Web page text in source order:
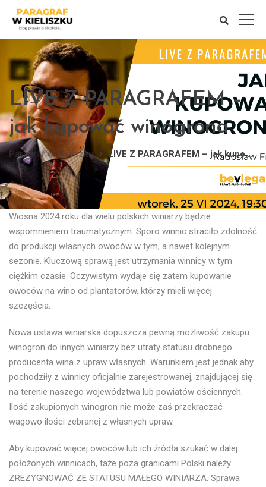
LIVE Z PARAGRAFEM –
jak kupować winogrona
Paragraf w kieliszku LIVE Z PARAGRAFEM – jak kupować winogrona
Wiosna 2024 roku dla wielu polskich winiarzy będzie
wspomnieniem traumatycznym. Sporo winnic straciło zdolność
do produkcji własnych owoców w tym, a nawet kolejnym
sezonie. Kluczową sprawą jest utrzymania winnicy w tym
ciężkim czasie. Oczywistym wydaje się zatem kupowanie
owoców na wino od plantatorów, którzy mieli więcej
szczęścia.
Nowa ustawa winiarska dopuszcza pewną możliwość zakupu
winogron do innych winiarzy bez utraty statusu drobnego
producenta wina z upraw własnych. Warunkiem jest jednak aby
pochodziły z winnicy oficjalnie zarejestrowanej, znajdującej się
na terenie naszego województwa lub powiatów ościennych.
Ilość zakupionych winogron nie może zaś przekraczać
wagowo ilości zebranej z własnych upraw.
Aby kupować więcej owoców lub ich źródła szukać w dalej
położonych winnicach, taże poza granicami Polski należy
ZREZYGNOWAĆ ZE STATUSU MAŁEGO WINIARZA. Sprawa